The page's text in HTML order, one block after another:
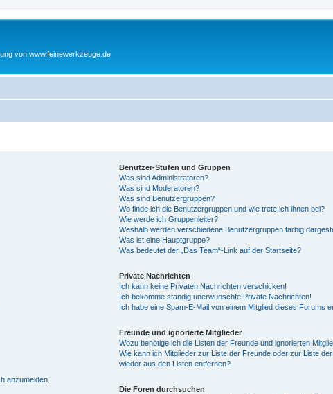
von www.feinewerkzeuge.de
anzumelden.
Benutzer-Stufen und Gruppen
Was sind Administratoren?
Was sind Moderatoren?
Was sind Benutzergruppen?
Wo finde ich die Benutzergruppen und wie trete ich ihnen bei?
Wie werde ich Gruppenleiter?
Weshalb werden verschiedene Benutzergruppen farbig
Was ist eine Hauptgruppe?
Was bedeutet der „Das Team“-Link auf der Startseite?
Private Nachrichten
Ich kann keine Privaten Nachrichten verschicken!
Ich bekomme ständig unerwünschte Private Nachrichten!
Ich habe eine Spam-E-Mail von einem Mitglied dieses Forums
Freunde und ignorierte Mitglieder
Wozu benötige ich die Listen der Freunde und ignorierten
Wie kann ich Mitglieder zur Liste der Freunde oder zur Liste
wieder aus den Listen entfernen?
Die Foren durchsuchen